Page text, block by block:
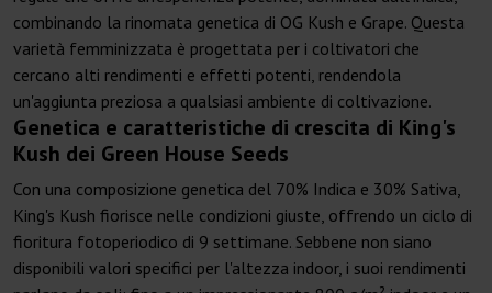
combinando la rinomata genetica di OG Kush e Grape. Questa
varietà femminizzata è progettata per i coltivatori che
cercano alti rendimenti e effetti potenti, rendendola
un'aggiunta preziosa a qualsiasi ambiente di coltivazione.
Genetica e caratteristiche di crescita di King's
Kush dei Green House Seeds
Con una composizione genetica del 70% Indica e 30% Sativa,
King's Kush fiorisce nelle condizioni giuste, offrendo un ciclo di
fioritura fotoperiodico di 9 settimane. Sebbene non siano
disponibili valori specifici per l'altezza indoor, i suoi rendimenti